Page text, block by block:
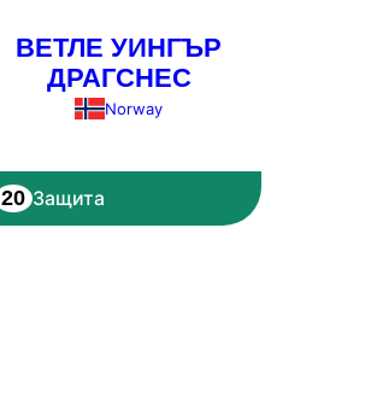
ВЕТЛЕ УИНГЪР
ДРАГСНЕС
Norway
20 Защита